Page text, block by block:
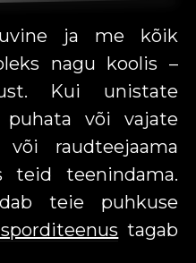
ja me kõik
nagu koolis –
Kui unistate
puhata või vajate
või raudteejaama
teid teenindama.
teie puhkuse
tagab